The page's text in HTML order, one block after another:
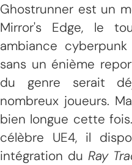
Ghostrunner est un
Mirror's Edge, le
ambiance
sans un énième
du genre serait
nombreux joueurs.
bien longue cette
célèbre UE4, il
intégration du Ray